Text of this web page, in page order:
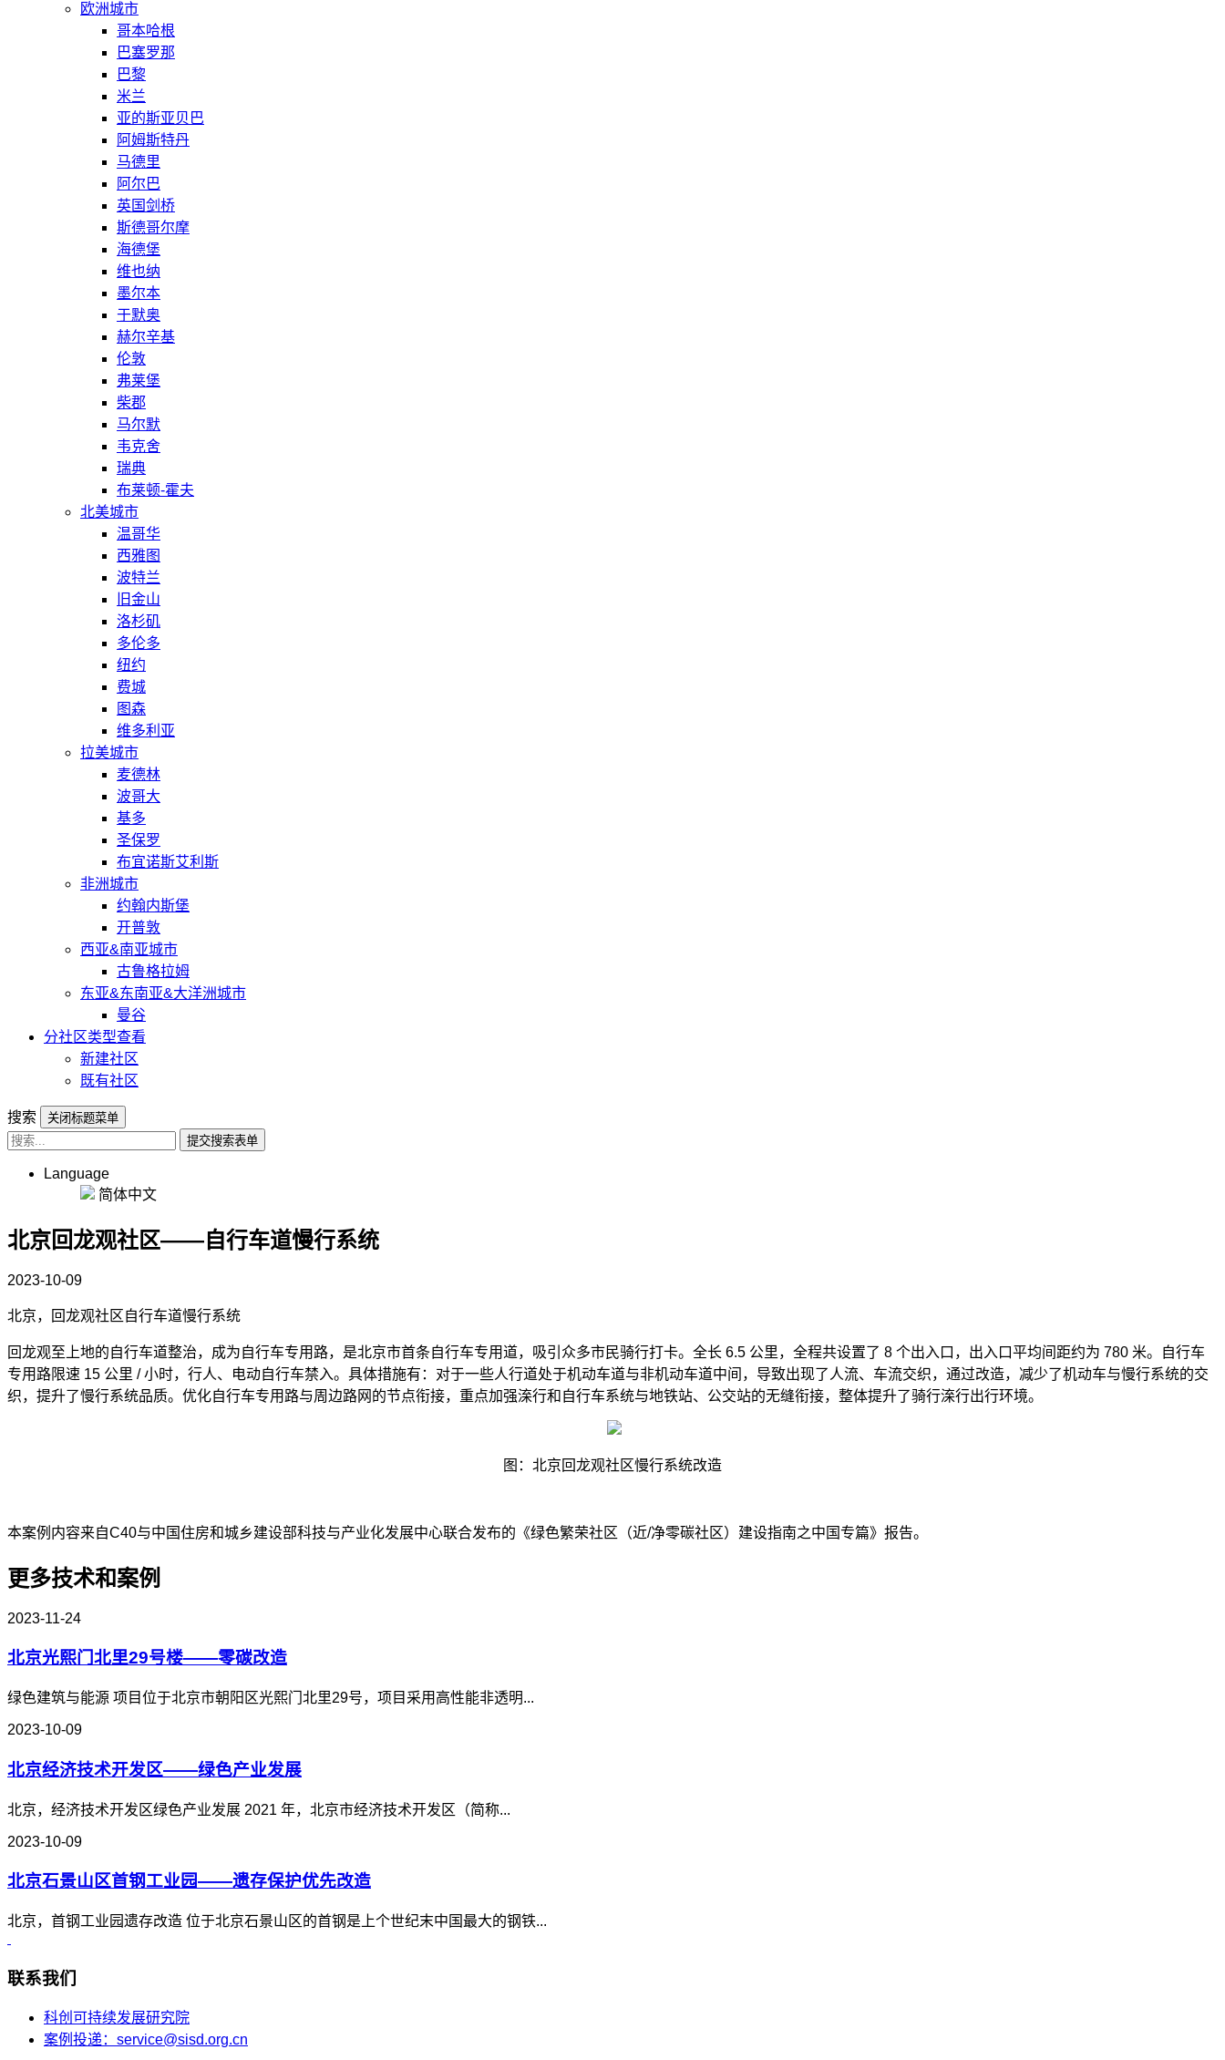
欧洲城市
哥本哈根
巴塞罗那
巴黎
米兰
亚的斯亚贝巴
阿姆斯特丹
马德里
阿尔巴
英国剑桥
斯德哥尔摩
海德堡
维也纳
墨尔本
于默奥
赫尔辛基
伦敦
弗莱堡
柴郡
马尔默
韦克舍
瑞典
布莱顿-霍夫
北美城市
温哥华
西雅图
波特兰
旧金山
洛杉矶
多伦多
纽约
费城
图森
维多利亚
拉美城市
麦德林
波哥大
基多
圣保罗
布宜诺斯艾利斯
非洲城市
约翰内斯堡
开普敦
西亚&南亚城市
古鲁格拉姆
东亚&东南亚&大洋洲城市
曼谷
分社区类型查看
新建社区
既有社区
搜索
关闭标题菜单
提交搜索表单
Language
简体中文
北京回龙观社区——自行车道慢行系统
2023-10-09
北京，回龙观社区自行车道慢行系统
回龙观至上地的自行车道整治，成为自行车专用路，是北京市首条自行车专用道，吸引众多市民骑行打卡。全长 6.5 公里，全程共设置了 8 个出入口，出入口平均间距约为 780 米。自行车
专用路限速 15 公里 /小时，行人、电动自行车禁入。具体措施有：对于一些人行道处于机动车道与非机动车道中间，导致出现了人流、车流交织，通过改造，减少了机动车与慢行系统的交
织，提升了慢行系统品质。优化自行车专用路与周边路网的节点衔接，重点加强㳿行和自行车系统与地铁站、公交站的无缝衔接，整体提升了骑行㳿行出行环境。
图：北京回龙观社区慢行系统改造
本案例内容来自C40与中国住房和城乡建设部科技与产业化发展中心联合发布的《绿色繁荣社区（近/净零碳社区）建设指南之中国专篇》报告。
更多技术和案例
2023-11-24
北京光熙门北里29号楼——零碳改造
绿色建筑与能源 项目位于北京市朝阳区光熙门北里29号，项目采用高性能非透明...
2023-10-09
北京经济技术开发区——绿色产业发展
北京，经济技术开发区绿色产业发展 2021 年，北京市经济技术开发区（简称...
2023-10-09
北京石景山区首钢工业园——遗存保护优先改造
北京，首钢工业园遗存改造 位于北京石景山区的首钢是上个世纪末中国最大的钢铁...
联系我们
科创可持续发展研究院
案例投递：service@sisd.org.cn